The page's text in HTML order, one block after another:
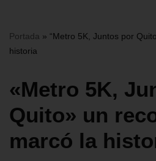
Portada » “Metro 5K, Juntos por
historia
«Metro 5K,
Quito» un
marcó la